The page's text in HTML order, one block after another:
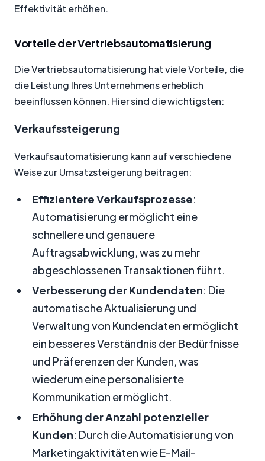
Effektivität erhöhen.
Vorteile der Vertriebsautomatisierung
Die Vertriebsautomatisierung hat viele Vorteile, die
die Leistung Ihres Unternehmens erheblich
beeinflussen können. Hier sind die wichtigsten:
Verkaufssteigerung
Verkaufsautomatisierung kann auf verschiedene
Weise zur Umsatzsteigerung beitragen:
Effizientere Verkaufsprozesse:
Automatisierung ermöglicht eine
schnellere und genauere
Auftragsabwicklung, was zu mehr
abgeschlossenen Transaktionen führt.
Verbesserung der Kundendaten: Die
automatische Aktualisierung und
Verwaltung von Kundendaten ermöglicht
ein besseres Verständnis der Bedürfnisse
und Präferenzen der Kunden, was
wiederum eine personalisierte
Kommunikation ermöglicht.
Erhöhung der Anzahl potenzieller
Kunden: Durch die Automatisierung von
Marketingaktivitäten wie E-Mail-